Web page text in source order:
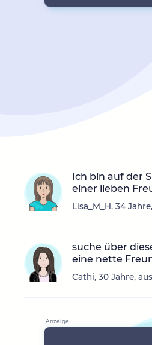
Ich bin auf der
einer lieben
Lisa_M_H, 34
suche über
eine nette
Cathi, 30 Jahre,